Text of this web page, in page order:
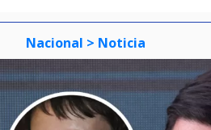
Nacional > Noticia